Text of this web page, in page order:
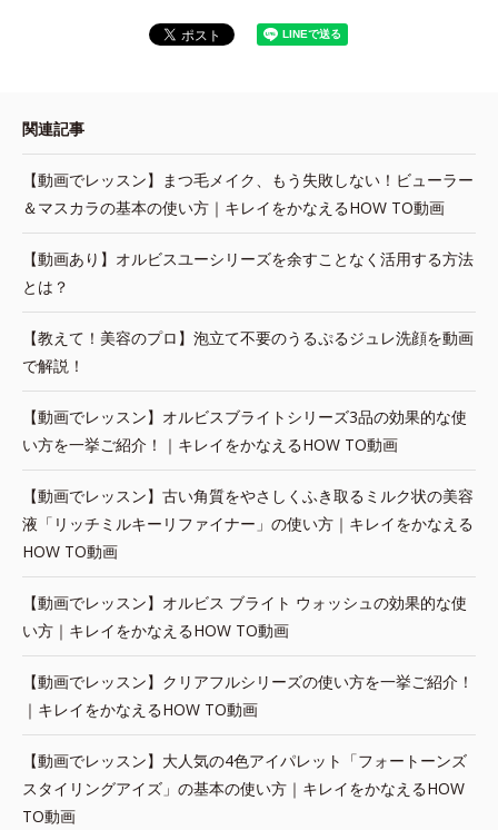
関連記事
【動画でレッスン】まつ毛メイク、もう失敗しない！ビューラー
＆マスカラの基本の使い方｜キレイをかなえるHOW TO動画
【動画あり】オルビスユーシリーズを余すことなく活用する方法
とは？
【教えて！美容のプロ】泡立て不要のうるぷるジュレ洗顔を動画
で解説！
【動画でレッスン】オルビスブライトシリーズ3品の効果的な使
い方を一挙ご紹介！｜キレイをかなえるHOW TO動画
【動画でレッスン】古い角質をやさしくふき取るミルク状の美容
液「リッチミルキーリファイナー」の使い方｜キレイをかなえる
HOW TO動画
【動画でレッスン】オルビス ブライト ウォッシュの効果的な使
い方｜キレイをかなえるHOW TO動画
【動画でレッスン】クリアフルシリーズの使い方を一挙ご紹介！
｜キレイをかなえるHOW TO動画
【動画でレッスン】大人気の4色アイパレット「フォートーンズ
スタイリングアイズ」の基本の使い方｜キレイをかなえるHOW
TO動画